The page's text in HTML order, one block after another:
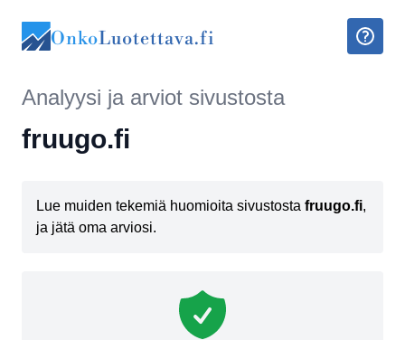
OnkoLuotettava.fi
Analyysi ja arviot sivustosta
fruugo.fi
Lue muiden tekemiä huomioita sivustosta fruugo.fi,
ja jätä oma arviosi.